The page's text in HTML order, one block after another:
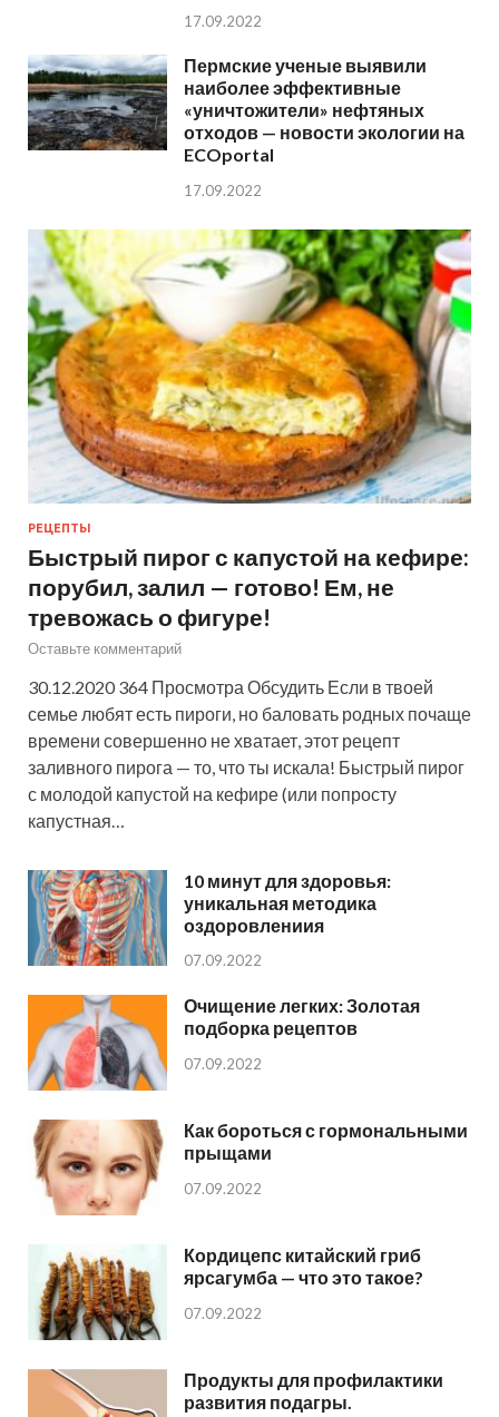
17.09.2022
Пермские ученые выявили
наиболее эффективные
«уничтожители» нефтяных
отходов — новости экологии на
ECOportal
17.09.2022
РЕЦЕПТЫ
Быстрый пирог с капустой на кефире:
порубил, залил — готово! Ем, не
тревожась о фигуре!
Оставьте комментарий
30.12.2020 364 Просмотра Обсудить Если в твоей
семье любят есть пироги, но баловать родных почаще
времени совершенно не хватает, этот рецепт
заливного пирога — то, что ты искала! Быстрый пирог
с молодой капустой на кефире (или попросту
капустная…
10 минут для здоровья:
уникальная методика
оздоровлениия
07.09.2022
Очищение легких: Золотая
подборка рецептов
07.09.2022
Как бороться с гормональными
прыщами
07.09.2022
Кордицепс китайский гриб
ярсагумба — что это такое?
07.09.2022
Продукты для профилактики
развития подагры.